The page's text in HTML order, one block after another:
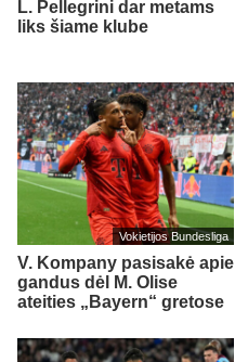
L. Pellegrini dar metams
liks šiame klube
Vokietijos Bundesliga
V. Kompany pasisakė apie
gandus dėl M. Olise
ateities „Bayern“ gretose